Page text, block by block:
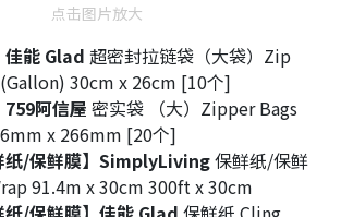
点击图片放大
佳能 Glad 超密封拉链袋（大袋）Zip
30cm x 26cm [10个]
759阿信屋 密实袋 （大）Zipper Bags
x 266mm [20个]
纸/保鲜膜】SimplyLiving保鲜纸/保鲜
91.4m x 30cm 300ft x 30cm